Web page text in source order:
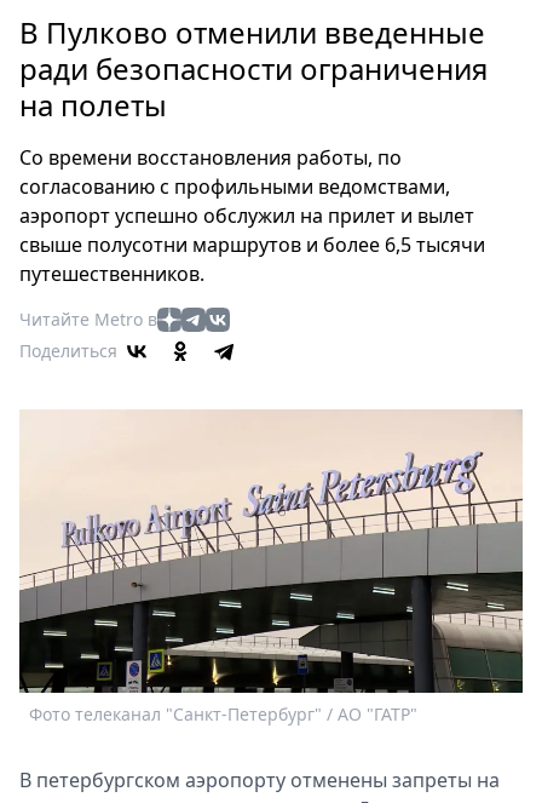
Россия
Мир
Здоровье
Туризм
Мода
Театр
Кино
Афиша
Книги
Пресс-
Metro
Стримы
Спецпроекты
Звезды
Выборы
2026
Скачай
Metro
В Пулково отменили введенные
ради безопасности ограничения
на полеты
Со времени восстановления работы, по
согласованию с профильными ведомствами,
аэропорт успешно обслужил на прилет и вылет
свыше полусотни маршрутов и более 6,5 тысячи
путешественников.
Читайте Metro в
Поделиться
Фото телеканал "Санкт-Петербург" / АО "ГАТР"
В петербургском аэропорту отменены запреты на